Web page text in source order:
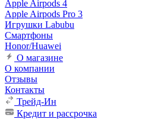
Apple Airpods 4
Apple Airpods Pro 3
Игрушки Labubu
Смартфоны
Honor/Huawei
О магазине
О компании
Отзывы
Контакты
Трейд-Ин
Кредит и рассрочка